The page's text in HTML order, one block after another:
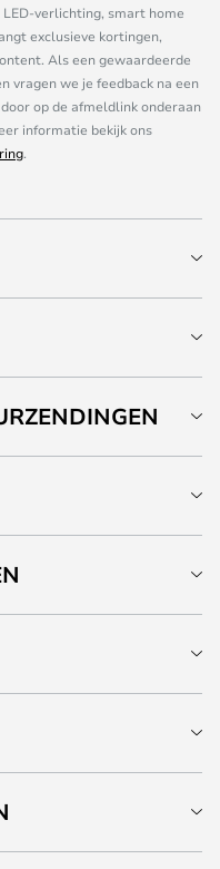
verlichting, smart home
exclusieve kortingen,
Als een gewaardeerde
vragen we je feedback na een
op de afmeldlink onderaan
informatie bekijk ons
.